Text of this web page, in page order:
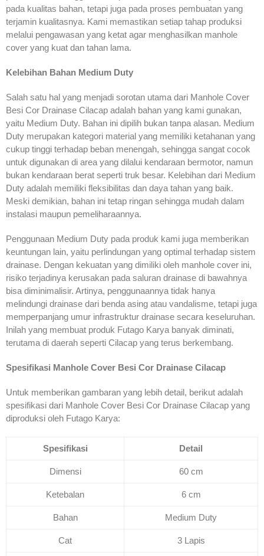
pada kualitas bahan, tetapi juga pada proses pembuatan yang
terjamin kualitasnya. Kami memastikan setiap tahap produksi
melalui pengawasan yang ketat agar menghasilkan manhole
cover yang kuat dan tahan lama.
Kelebihan Bahan Medium Duty
Salah satu hal yang menjadi sorotan utama dari Manhole Cover
Besi Cor Drainase Cilacap adalah bahan yang kami gunakan,
yaitu Medium Duty. Bahan ini dipilih bukan tanpa alasan. Medium
Duty merupakan kategori material yang memiliki ketahanan yang
cukup tinggi terhadap beban menengah, sehingga sangat cocok
untuk digunakan di area yang dilalui kendaraan bermotor, namun
bukan kendaraan berat seperti truk besar. Kelebihan dari Medium
Duty adalah memiliki fleksibilitas dan daya tahan yang baik.
Meski demikian, bahan ini tetap ringan sehingga mudah dalam
instalasi maupun pemeliharaannya.
Penggunaan Medium Duty pada produk kami juga memberikan
keuntungan lain, yaitu perlindungan yang optimal terhadap sistem
drainase. Dengan kekuatan yang dimiliki oleh manhole cover ini,
risiko terjadinya kerusakan pada saluran drainase di bawahnya
bisa diminimalisir. Artinya, penggunaannya tidak hanya
melindungi drainase dari benda asing atau vandalisme, tetapi juga
memperpanjang umur infrastruktur drainase secara keseluruhan.
Inilah yang membuat produk Futago Karya banyak diminati,
terutama di daerah seperti Cilacap yang terus berkembang.
Spesifikasi Manhole Cover Besi Cor Drainase Cilacap
Untuk memberikan gambaran yang lebih detail, berikut adalah
spesifikasi dari Manhole Cover Besi Cor Drainase Cilacap yang
diproduksi oleh Futago Karya:
Spesifikasi Detail
Dimensi 60 cm
Ketebalan 6 cm
Bahan Medium Duty
Cat 3 Lapis